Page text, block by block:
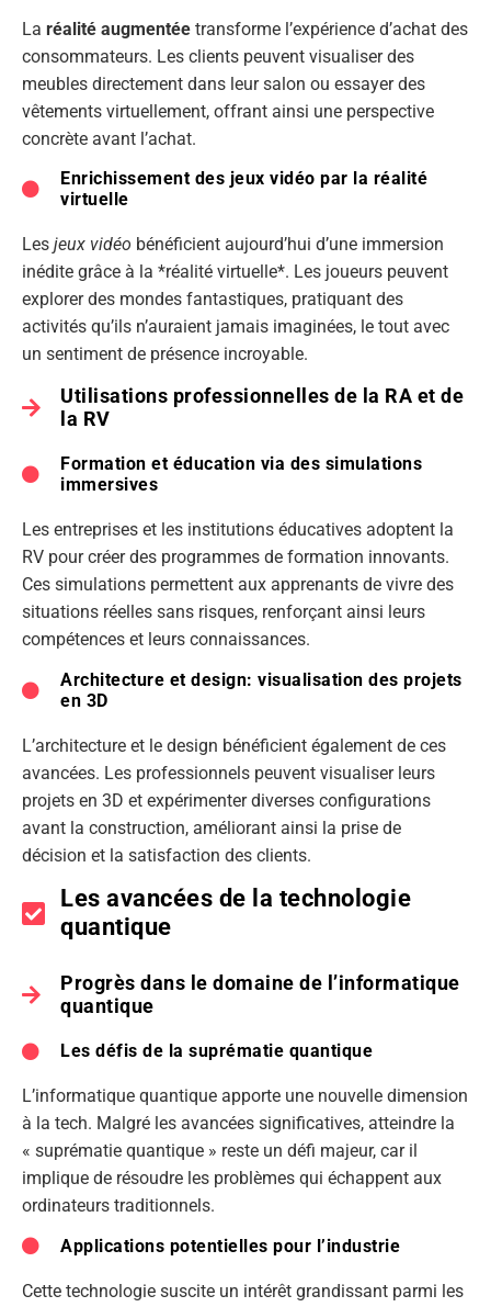
La réalité augmentée transforme l’expérience d’achat des
consommateurs. Les clients peuvent visualiser des
meubles directement dans leur salon ou essayer des
vêtements virtuellement, offrant ainsi une perspective
concrète avant l’achat.
Enrichissement des jeux vidéo par la réalité
virtuelle
Les jeux vidéo bénéficient aujourd’hui d’une immersion
inédite grâce à la *réalité virtuelle*. Les joueurs peuvent
explorer des mondes fantastiques, pratiquant des
activités qu’ils n’auraient jamais imaginées, le tout avec
un sentiment de présence incroyable.
Utilisations professionnelles de la RA et de
la RV
Formation et éducation via des simulations
immersives
Les entreprises et les institutions éducatives adoptent la
RV pour créer des programmes de formation innovants.
Ces simulations permettent aux apprenants de vivre des
situations réelles sans risques, renforçant ainsi leurs
compétences et leurs connaissances.
Architecture et design: visualisation des projets
en 3D
L’architecture et le design bénéficient également de ces
avancées. Les professionnels peuvent visualiser leurs
projets en 3D et expérimenter diverses configurations
avant la construction, améliorant ainsi la prise de
décision et la satisfaction des clients.
Les avancées de la technologie
quantique
Progrès dans le domaine de l’informatique
quantique
Les défis de la suprématie quantique
L’informatique quantique apporte une nouvelle dimension
à la tech. Malgré les avancées significatives, atteindre la
« suprématie quantique » reste un défi majeur, car il
implique de résoudre les problèmes qui échappent aux
ordinateurs traditionnels.
Applications potentielles pour l’industrie
Cette technologie suscite un intérêt grandissant parmi les